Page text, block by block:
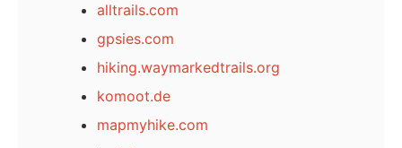
alltrails.com
gpsies.com
hiking.waymarkedtrails.org
komoot.de
mapmyhike.com